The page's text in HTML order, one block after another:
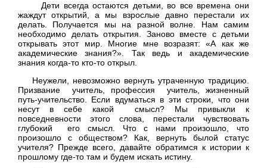
Дети всегда остаются детьми, во все времена они
жаждут открытий, а мы взрослые давно перестали их
делать. Получается мы на разной волне. Нам самим
необходимо делать открытия. Заново вместе с детьми
открывать этот мир. Многие мне возразят: «А как же
академические знания?». Так ведь и академические
знания когда-то кто-то открыл.
Неужели, невозможно вернуть утраченную традицию.
Призвание учитель, профессия учитель, жизненный
путь-учительство. Если вдуматься в эти строки, что они
несут в себе какой смысл? Мы привыкли к
повседневности этого слова, перестали чувствовать
глубокий его смысл. Что с нами произошло, что
произошло с обществом? Как, вернуть былой статус
учителя? Прежде всего, давайте обратимся к истории к
прошлому где-то там и будем искать истину.